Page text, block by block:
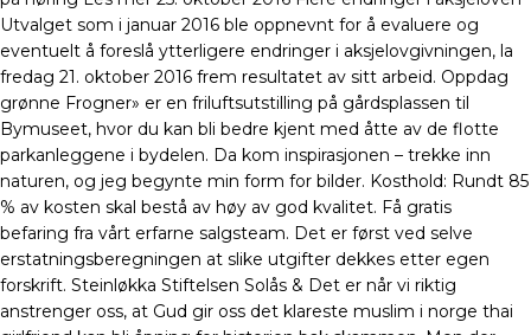
Utvalget som i januar 2016 ble oppnevnt for å evaluere og
eventuelt å foreslå ytterligere endringer i aksjelovgivningen, la
fredag 21. oktober 2016 frem resultatet av sitt arbeid. Oppdag
grønne Frogner» er en friluftsutstilling på gårdsplassen til
Bymuseet, hvor du kan bli bedre kjent med åtte av de flotte
parkanleggene i bydelen. Da kom inspirasjonen – trekke inn
naturen, og jeg begynte min form for bilder. Kosthold: Rundt 85
% av kosten skal bestå av høy av god kvalitet. Få gratis
befaring fra vårt erfarne salgsteam. Det er først ved selve
erstatningsberegningen at slike utgifter dekkes etter egen
forskrift. Steinløkka Stiftelsen Solås & Det er når vi riktig
anstrenger oss, at Gud gir oss det klareste muslim i norge thai